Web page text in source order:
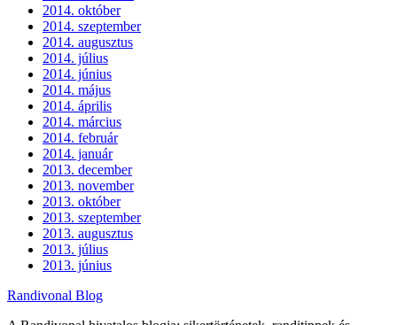
2014. október
2014. szeptember
2014. augusztus
2014. július
2014. június
2014. május
2014. április
2014. március
2014. február
2014. január
2013. december
2013. november
2013. október
2013. szeptember
2013. augusztus
2013. július
2013. június
Randivonal Blog